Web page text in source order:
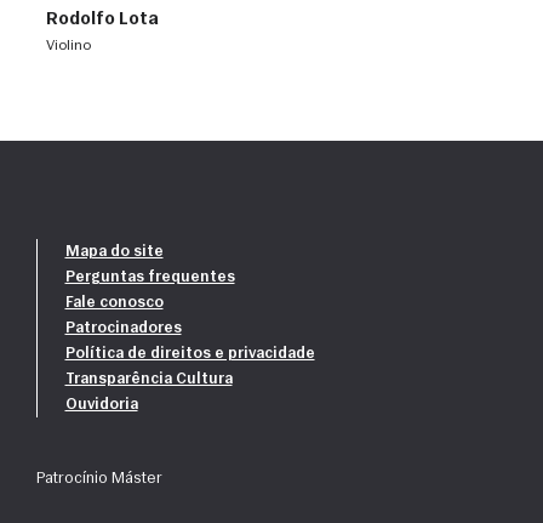
Rodolfo Lota
violino
Mapa do site
Perguntas frequentes
Fale conosco
Patrocinadores
Política de direitos e privacidade
Transparência Cultura
Ouvidoria